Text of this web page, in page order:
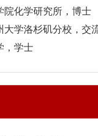
院化学研究所，博士
大学洛杉矶分校，交
，学士